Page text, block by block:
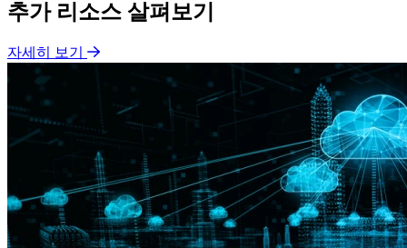
추가 리소스 살펴보기
자세히 보기